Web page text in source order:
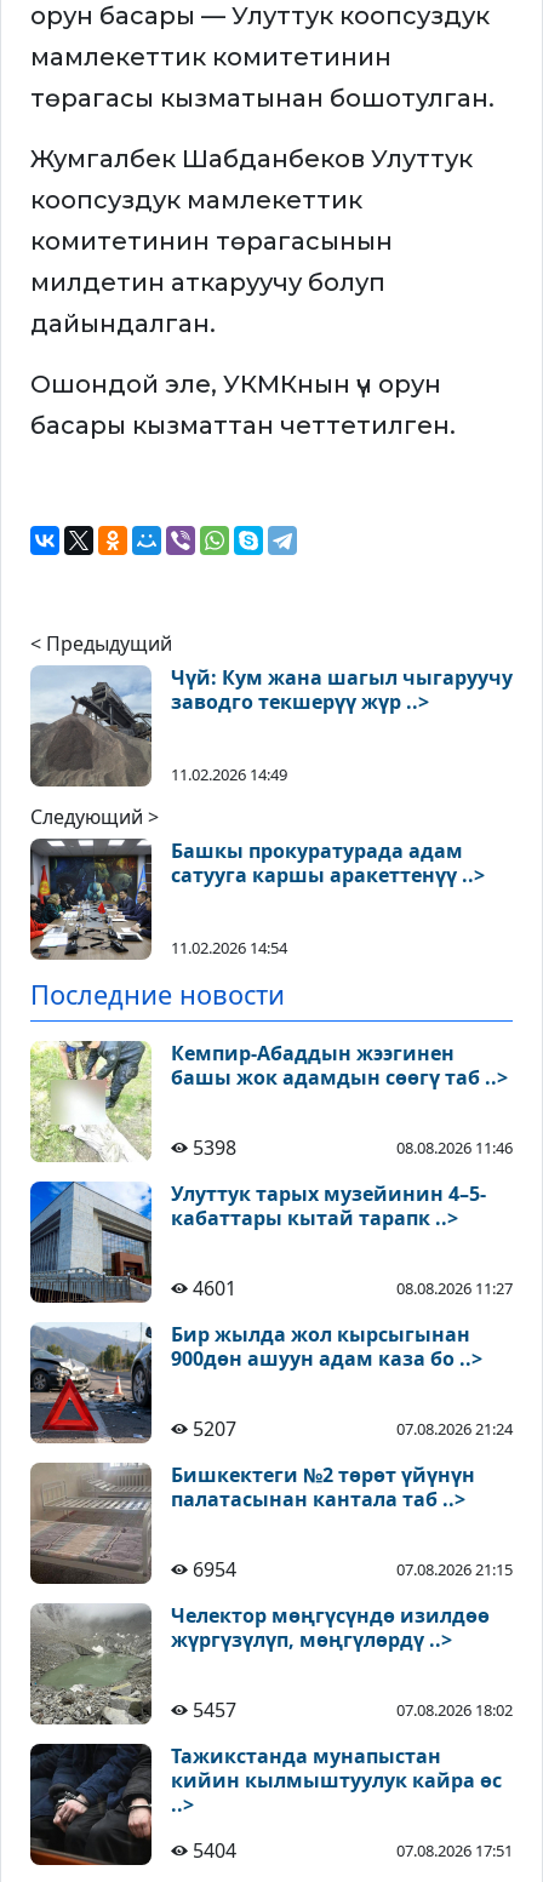
орун басары — Улуттук коопсуздук
мамлекеттик комитетинин
төрагасы кызматынан бошотулган.
Жумгалбек Шабданбеков Улуттук
коопсуздук мамлекеттик
комитетинин төрагасынын
милдетин аткаруучу болуп
дайындалган.
Ошондой эле, УКМКнын үч орун
басары кызматтан четтетилген.
< Предыдущий
Чүй: Кум жана шагыл чыгаруучу
заводго текшерүү жүр ..>
11.02.2026 14:49
Следующий >
Башкы прокуратурада адам
сатууга каршы аракеттенүү ..>
11.02.2026 14:54
Последние новости
Кемпир-Абаддын жээгинен
башы жок адамдын сөөгү таб ..>
5398 08.08.2026 11:46
Улуттук тарых музейинин 4–5-
кабаттары кытай тарапк ..>
4601 08.08.2026 11:27
Бир жылда жол кырсыгынан
900дөн ашуун адам каза бо ..>
5207 07.08.2026 21:24
Бишкектеги №2 төрөт үйүнүн
палатасынан кантала таб ..>
6954 07.08.2026 21:15
Челектор мөңгүсүндө изилдөө
жүргүзүлүп, мөңгүлөрдү ..>
5457 07.08.2026 18:02
Тажикстанда мунапыстан
кийин кылмыштуулук кайра өс
..>
5404
07.08.2026 17:51